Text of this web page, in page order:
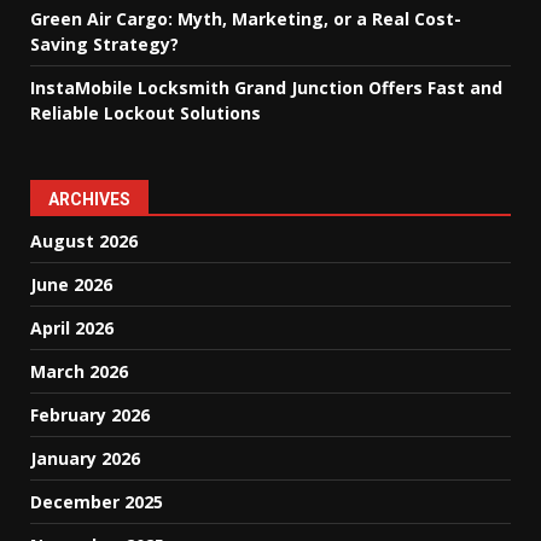
Green Air Cargo: Myth, Marketing, or a Real Cost-
Saving Strategy?
InstaMobile Locksmith Grand Junction Offers Fast and
Reliable Lockout Solutions
ARCHIVES
August 2026
June 2026
April 2026
March 2026
February 2026
January 2026
December 2025